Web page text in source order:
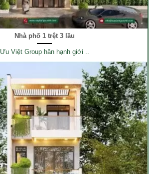
Nhà phố 1 trệt 3 lầu
Ưu Việt Group hân hạnh giới ..